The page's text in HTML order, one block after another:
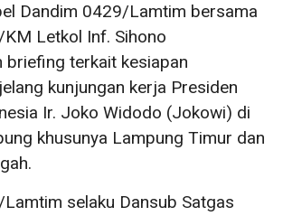
Dandim 0429/Lamtim bersama
Letkol Inf. Sihono
briefing terkait kesiapan
kunjungan kerja Presiden
Ir. Joko Widodo (Jokowi) di
khusunya Lampung Timur dan
selaku Dansub Satgas